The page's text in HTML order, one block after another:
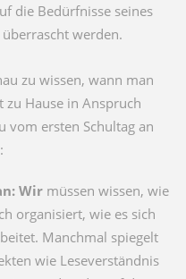
die Bedürfnisse seines
werden.
zu wissen, wann man
Hause in Anspruch
vom ersten Schultag an
Wir müssen wissen, wie
organisiert, wie es sich
Manchmal spiegelt
wie Leseverständnis